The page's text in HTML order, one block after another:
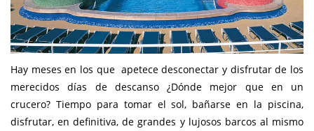
Hay meses en los que apetece desconectar y disfrutar de los
merecidos días de descanso ¿Dónde mejor que en un
crucero? Tiempo para tomar el sol, bañarse en la piscina,
disfrutar, en definitiva, de grandes y lujosos barcos al mismo